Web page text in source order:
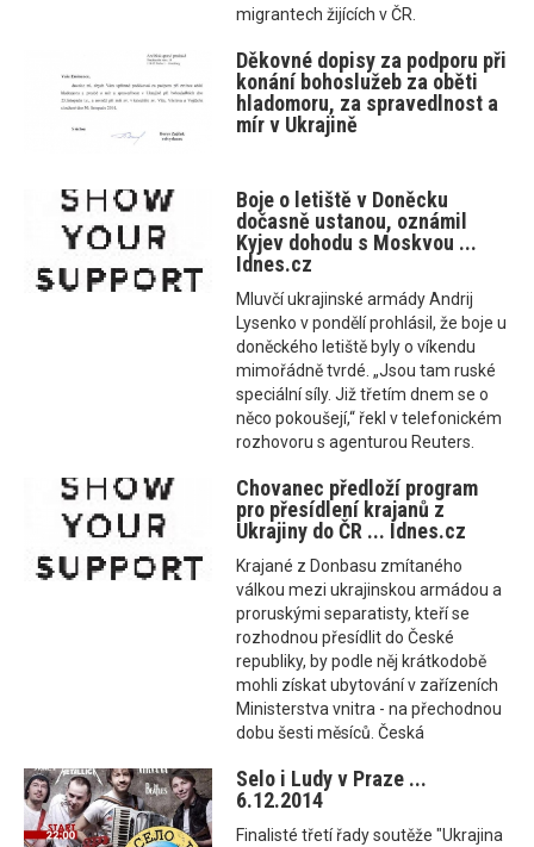
migrantech žijících v ČR.
Děkovné dopisy za podporu při
konání bohoslužeb za oběti
hladomoru, za spravedlnost a
mír v Ukrajině
Boje o letiště v Doněcku
dočasně ustanou, oznámil
Kyjev dohodu s Moskvou ...
Idnes.cz
Mluvčí ukrajinské armády Andrij
Lysenko v pondělí prohlásil, že boje u
doněckého letiště byly o víkendu
mimořádně tvrdé. „Jsou tam ruské
speciální síly. Již třetím dnem se o
něco pokoušejí,“ řekl v telefonickém
rozhovoru s agenturou Reuters.
Chovanec předloží program
pro přesídlení krajanů z
Ukrajiny do ČR ... Idnes.cz
Krajané z Donbasu zmítaného
válkou mezi ukrajinskou armádou a
proruskými separatisty, kteří se
rozhodnou přesídlit do České
republiky, by podle něj krátkodobě
mohli získat ubytování v zařízeních
Ministerstva vnitra - na přechodnou
dobu šesti měsíců. Česká
Selo i Ludy v Praze ...
6.12.2014
Finalisté třetí řady soutěže "Ukrajina